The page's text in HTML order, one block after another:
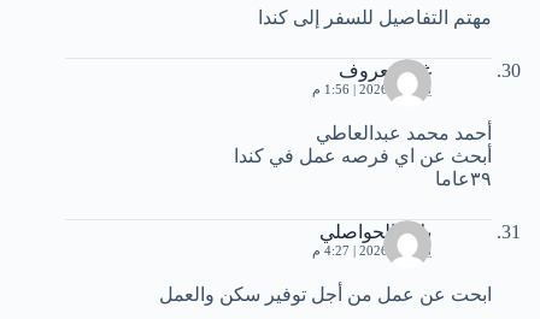
مهتم التفاصيل للسفر إلى كندا
غير معروف
يوليو 4, 2026 | 1:56 م
أحمد محمد عبدالعاطي
أبحث عن اي فرصه عمل في كندا
٣٩عاما
بلال الحواصلي
يوليو 6, 2026 | 4:27 م
ابحت عن عمل من أجل توفير سكن والعمل